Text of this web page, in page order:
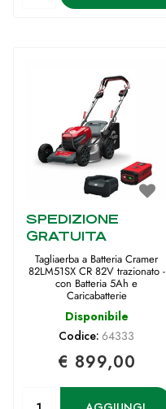
SPEDIZIONE
GRATUITA
Tagliaerba a Batteria Cramer
82LM51SX CR 82V trazionato -
con Batteria 5Ah e
Caricabatterie
Disponibile
Codice: 64333
€ 899,00